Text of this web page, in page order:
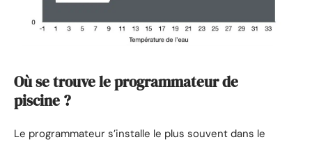
Où se trouve le programmateur de
piscine ?
Le programmateur s’installe le plus souvent dans le